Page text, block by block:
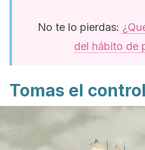
No te lo pierdas:
del hábito de
Tomas el